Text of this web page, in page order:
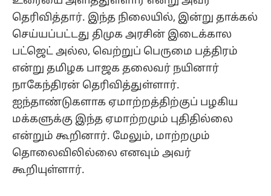
தெரிவித்தார். இந்த நிலையில், இன்று தாக்கல்
செய்யப்பட்டது திமுக அரசின் இடைக்கால
பட்ஜெட் அல்ல, வெற்றுப் பெருமை பத்திரம்
என்று தமிழக பாஜக தலைவர் நயினார்
நாகேந்திரன் தெரிவித்துள்ளார்.
ஐந்தாண்டுகளாக ஏமாற்றத்திற்குப் பழகிய
மக்களுக்கு இந்த ஏமாற்றமும் புதிதில்லை
என்றும் கூறினார். மேலும், மாற்றமும்
தொலைவிலில்லை எனவும் அவர்
கூறியுள்ளார்.